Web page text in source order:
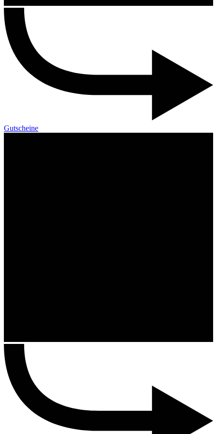
Gutscheine